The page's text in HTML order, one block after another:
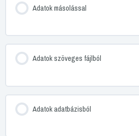
Adatok másolással
Adatok szöveges fájlból
Adatok adatbázisból